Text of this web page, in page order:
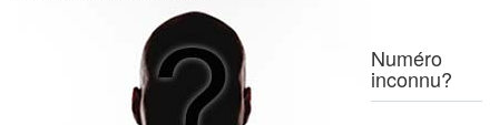
Numéro
inconnu?